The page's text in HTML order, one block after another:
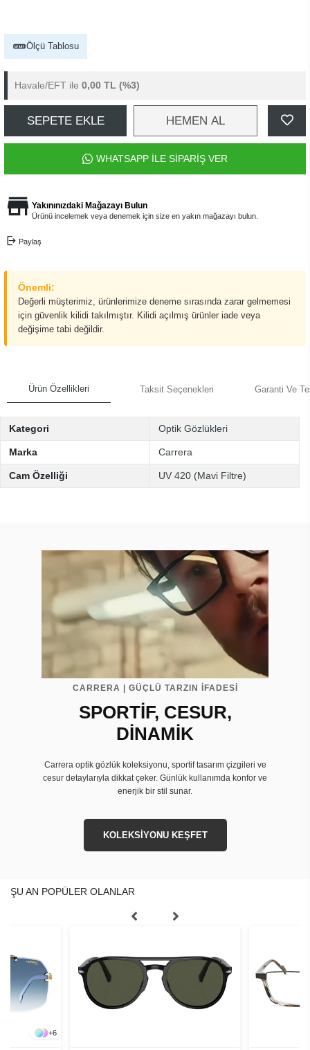
Ölçü Tablosu
Havale/EFT ile 0,00 TL (%3)
SEPETE EKLE HEMEN AL
WHATSAPP İLE SİPARİŞ VER
Yakınınızdaki Mağazayı Bulun
Ürünü incelemek veya denemek için size en yakın mağazayı bulun.
Paylaş
Önemli:
Değerli müşterimiz, ürünlerimize deneme sırasında zarar gelmemesi
için güvenlik kilidi takılmıştır. Kilidi açılmış ürünler iade veya
değişime tabi değildir.
Ürün Özellikleri Taksit Seçenekleri Garanti Ve
Kategori Optik Gözlükleri
Marka Carrera
Cam Özelliği UV 420 (Mavi Filtre)
CARRERA | GÜÇLÜ TARZIN İFADESİ
SPORTİF, CESUR,
DİNAMİK
Carrera optik gözlük koleksiyonu, sportif tasarım çizgileri ve
cesur detaylarıyla dikkat çeker. Günlük kullanımda konfor ve
enerjik bir stil sunar.
KOLEKSİYONU KEŞFET
ŞU AN POPÜLER OLANLAR
+6